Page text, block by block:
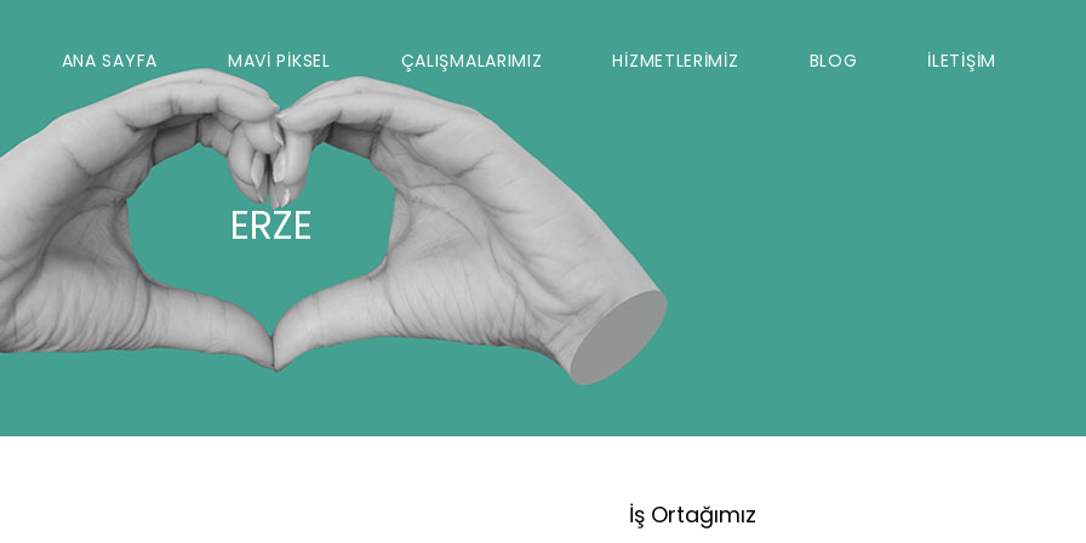
ANA SAYFA MAVİ PİKSEL ÇALIŞMALARIMIZ HİZMETLERİMİZ BLOG İLETİŞİM
ERZE
İş Ortağımız